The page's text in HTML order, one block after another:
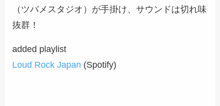
（ツバメスタジオ）が手掛け、サウンドは切れ味
抜群！
added playlist
Loud Rock Japan (Spotify)